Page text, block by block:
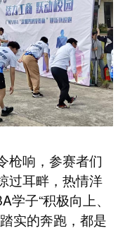
枪响，参赛者们
过耳畔，热情洋
子“积极向上、
实的奔跑，都是